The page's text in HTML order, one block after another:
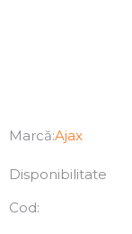
Marcă:Ajax
Disponibilitate
Cod: